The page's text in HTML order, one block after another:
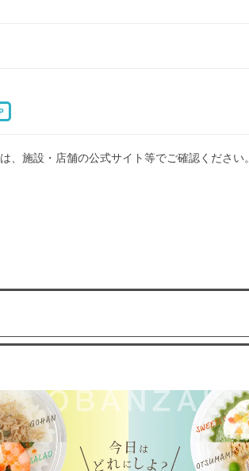
施設・店舗の公式サイト等でご確認ください。